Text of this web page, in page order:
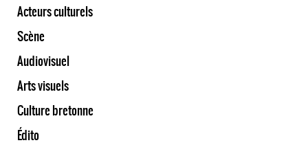
Acteurs culturels
Scène
Audiovisuel
Arts visuels
Culture bretonne
Édito